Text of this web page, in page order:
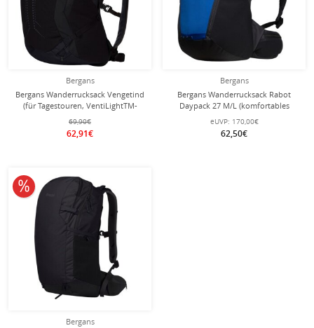
Bergans
Bergans Wanderrucksack Vengetind
(für Tagestouren, VentiLightTM-
Technologie) schwarz/dunkelgrau 28
Liter
69,90€
62,91€
Bergans
Bergans Wanderrucksack Rabot
Daypack 27 M/L (komfortables
Tragesystem) blau/dunkelgrau 27
Liter
eUVP: 170,00€
62,50€
Bergans
10% reduziert